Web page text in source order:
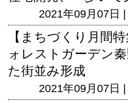
2021年09月07日 |
【まちづくり月間
ォレストガーデン
た街並み形成
2021年09月07日 |